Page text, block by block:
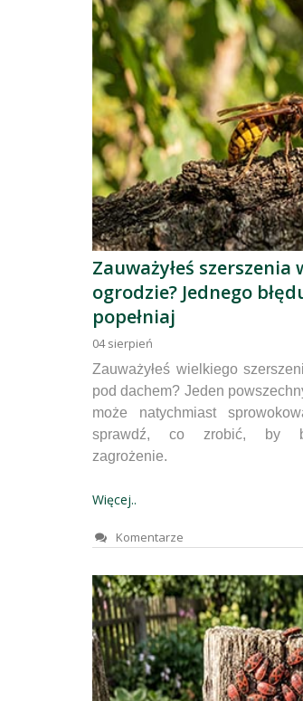
Zauważyłeś szerszenia
ogrodzie? Jednego
popełniaj
04 sierpień
Zauważyłeś wielkiego
pod dachem? Jeden
może natychmiast
sprawdź, co zrobić, by
zagrożenie.
Więcej..
Komentarze